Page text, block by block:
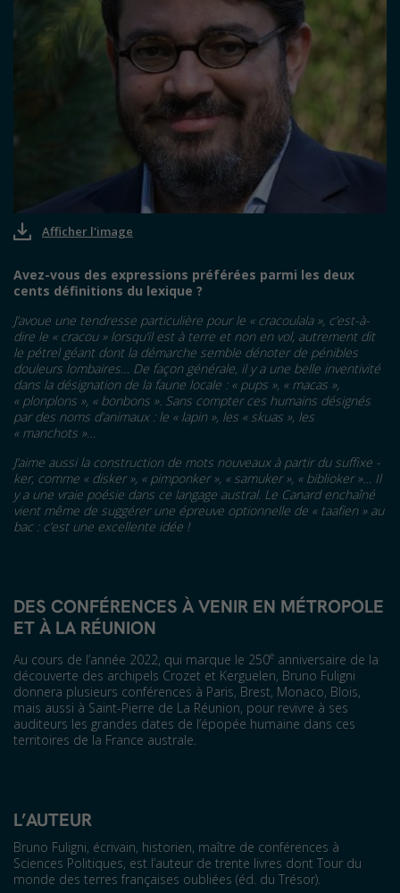
Afficher l'image
Avez-vous des expressions préférées parmi les deux
cents définitions du lexique ?
J’avoue une tendresse particulière pour le « cracoulala », c’est-à-
dire le « cracou »lorsqu’il est àterre et non en vol, autrement dit
le pétrel géant dont la démarche semble dénoter de pénibles
douleurs lombaires… De façon générale, il y a une belle inventivité
dans la désignation de la faune locale : « pups », « macas »,
« plonplons », « bonbons ». Sans compter ces humains désignés
par des noms d’animaux : le « lapin », les « skuas », les
« manchots »…
J’aime aussi la construction de mots nouveaux à partir du suffixe -
ker, comme « disker », « pimponker », « samuker », « biblioker »… Il
y a une vraie poésie dans ce langage austral. Le Canard enchaîné
vient même de suggérer une épreuve optionnelle de « taafien »au
bac : c’est une excellente idée !
DES CONFÉRENCES À VENIR EN MÉTROPOLE
ET À LA RÉUNION
Au cours de l’année 2022, qui marque le 250e anniversaire de la
découverte des archipels Crozet et Kerguelen, Bruno Fuligni
donnera plusieurs conférences à Paris, Brest, Monaco, Blois,
mais aussi à Saint-Pierre de La Réunion, pour revivre à ses
auditeurs les grandes dates de l’épopée humaine dans ces
territoires de la France australe.
L’AUTEUR
Bruno Fuligni, écrivain, historien, maître de conférences à
Sciences Politiques, est l’auteur de trente livres dont Tour du
monde des terres françaises oubliées (éd. du Trésor).